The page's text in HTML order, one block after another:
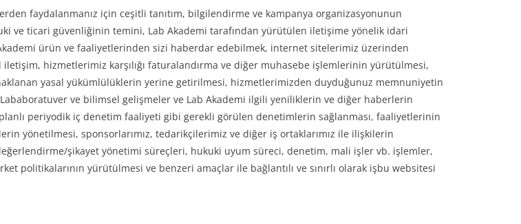
faydalanmanız için ceşitli tanıtım, bilgilendirme ve kampanya organizasyonunun
ve ticari güvenliğinin temini, Lab Akademi tarafından yürütülen iletişime yönelik idari
ürün ve faaliyetlerinden sizi haberdar edebilmek, internet sitelerimiz üzerinden
hizmetlerimiz karşılığı faturalandırma ve diğer muhasebe işlemlerinin yürütülmesi,
yasal yükümlülüklerin yerine getirilmesi, hizmetlerimizden duyduğunuz memnuniyetin
ve bilimsel gelişmeler ve Lab Akademi ilgili yeniliklerin ve diğer haberlerin
periyodik iç denetim faaliyeti gibi gerekli görülen denetimlerin sağlanması, faaliyetlerinin
yönetilmesi, sponsorlarımız, tedarikçilerimiz ve diğer iş ortaklarımız ile ilişkilerin
şikayet yönetimi süreçleri, hukuki uyum süreci, denetim, mali işler vb. işlemler,
politikalarının yürütülmesi ve benzeri amaçlar ile bağlantılı ve sınırlı olarak işbu websitesi